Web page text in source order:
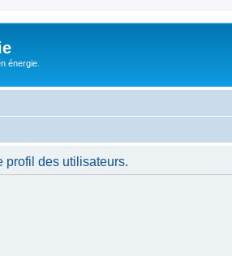
énergie.
profil des utilisateurs.